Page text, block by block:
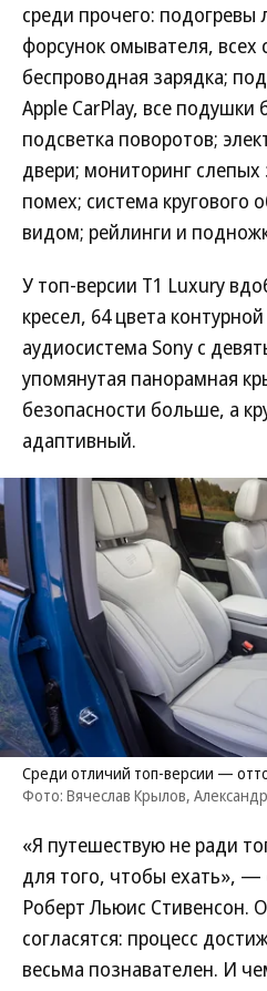
среди прочего: подогревы
форсунок омывателя, всех
беспроводная зарядка;
Apple CarPlay, все подушки
подсветка поворотов;
двери; мониторинг
помех; система кругового
видом; рейлинги и
У топ-версии T1 Luxury
кресел, 64 цвета
аудиосистема Sony с
упомянутая панорамная
безопасности больше, а
адаптивный.
Среди отличий топ-версии —
Фото: Вячеслав Крылов,
«Я путешествую не ради
для того, чтобы ехать», —
Роберт Льюис Стивенсон.
согласятся: процесс
весьма познавателен. И